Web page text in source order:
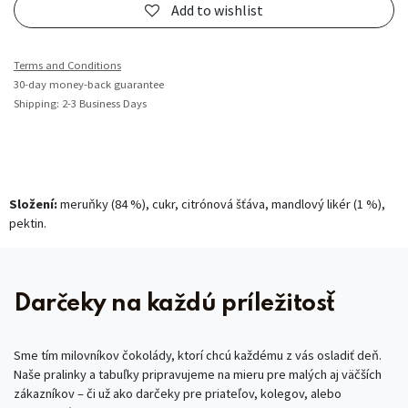
Add to wishlist
Terms and Conditions
30-day money-back guarantee
Shipping: 2-3 Business Days
Složení:meruňky (84 %), cukr, citrónová šťáva, mandlový likér (1 %),
pektin.
Darčeky na každú príležitosť
Sme tím milovníkov čokolády, ktorí chcú každému z vás osladiť deň.
Naše pralinky a tabuľky pripravujeme na mieru pre malých aj väčších
zákazníkov – či už ako darčeky pre priateľov, kolegov, alebo